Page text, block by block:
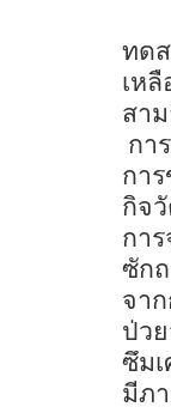
ทด
เห
สา
กา
กา
กิจ
กา
ซัก
จา
ป่ว
ซึมเ
มีภ